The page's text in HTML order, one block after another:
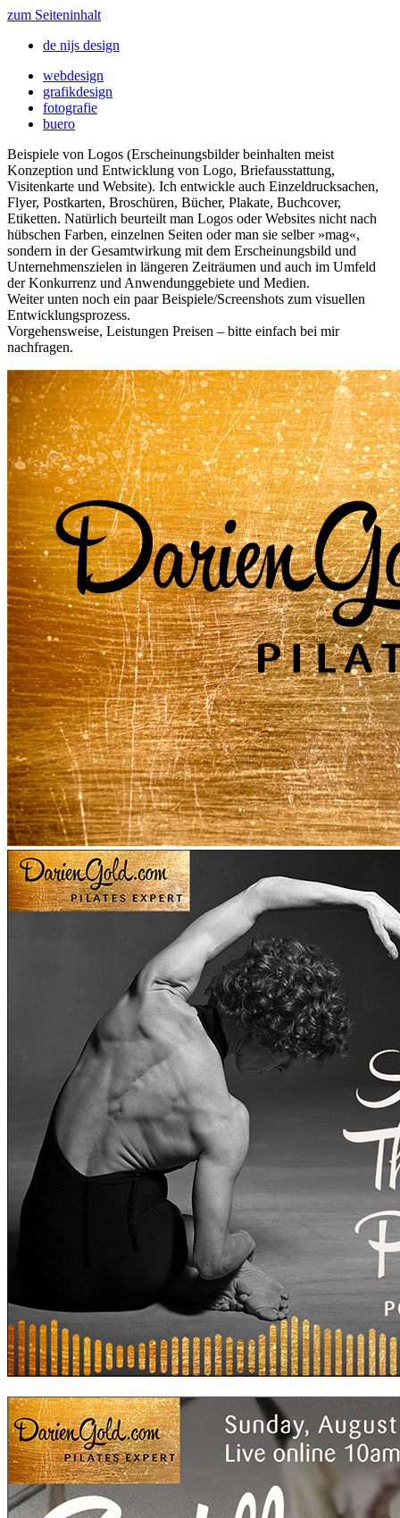
zum Seiteninhalt
de nijs design
webdesign
grafikdesign
fotografie
buero
Beispiele von Logos (Erscheinungsbilder beinhalten meist
Konzeption und Entwicklung von Logo, Briefausstattung,
Visitenkarte und Website). Ich entwickle auch Einzeldrucksachen,
Flyer, Postkarten, Broschüren, Bücher, Plakate, Buchcover,
Etiketten. Natürlich beurteilt man Logos oder Websites nicht nach
hübschen Farben, einzelnen Seiten oder man sie selber »mag«,
sondern in der Gesamtwirkung mit dem Erscheinungsbild und
Unternehmenszielen in längeren Zeiträumen und auch im Umfeld
der Konkurrenz und Anwendunggebiete und Medien.
Weiter unten noch ein paar Beispiele/Screenshots zum visuellen
Entwicklungsprozess.
Vorgehensweise, Leistungen Preisen – bitte einfach bei mir
nachfragen.